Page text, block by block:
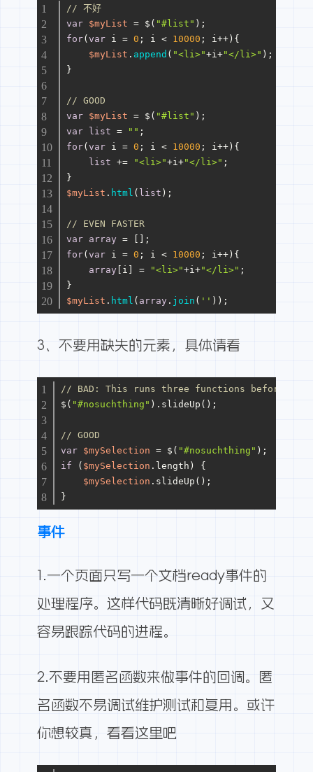
// 不好
var $myList = $( "#list" );
for(var i = 0 ; i < 10000 ; i++){
$myList . append ( "<li>"+i+"</li>" );
}
// GOOD
var $myList = $( "#list" );
var
list = "" ;
for(var i = 0 ; i < 10000 ; i++){
list += "<li>"+i+"</li>" ;
}
$myList . html ( list );
// EVEN FASTER
var array = [];
for(var i = 0 ; i < 10000 ; i++){
array [i] = "<li>"+i+"</li>" ;
}
$myList . html ( array . join ( '' ));
3、不要用缺失的元素， 具体请看
// BAD: This runs three functions before it
$( "#nosuchthing" ).slideUp();
// GOOD
var $mySelection = $( "#nosuchthing" );
if ( $mySelection .length) {
$mySelection .slideUp();
}
事件
1.一个页面只写一个文档ready事件的
处理程序。这样代码既清晰好调试，又
容易跟踪代码的进程。
2.不要用匿名函数来做事件的回调。匿
名函数不易调试维护测试和复用。或许
你想较真，看看这里吧